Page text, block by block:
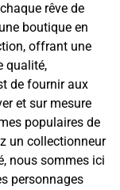
rêve de
boutique en
offrant une
qualité,
de fournir aux
et sur mesure
populaires de
un collectionneur
nous sommes ici
personnages